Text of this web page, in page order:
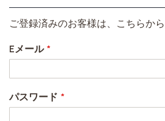
ご登録済みのお客様は、こちらか
Eメール
パスワード